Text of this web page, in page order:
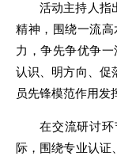
活动主持人指
精神，围绕一流
力，争先争优争
认识、明方向、促
员先锋模范作用发
在交流研讨
际，围绕专业认证